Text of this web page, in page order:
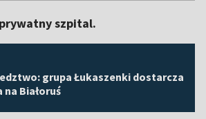
szpital.
grupa Łukaszenki dostarcza
Białoruś